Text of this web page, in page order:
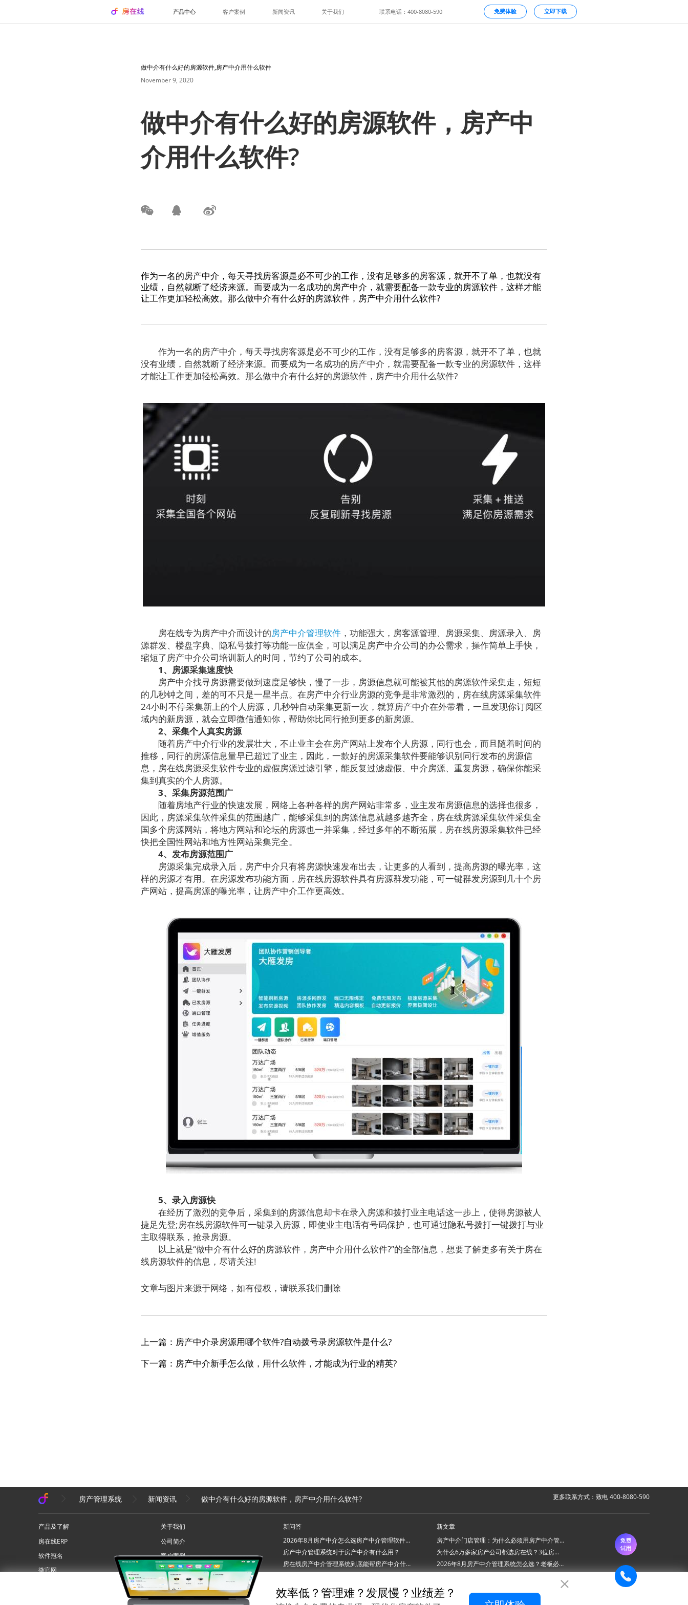
产品中心 客户案例 新闻资讯 关于我们 联系电话：400-8080-590 免费体验 立即下载
做中介有什么好的房源软件,房产中介用什么软件
November 9, 2020
做中介有什么好的房源软件，房产中
介用什么软件?
作为一名的房产中介，每天寻找房客源是必不可少的工作，没有足够多的房客源，就开不了单，也就没有
业绩，自然就断了经济来源。而要成为一名成功的房产中介，就需要配备一款专业的房源软件，这样才能
让工作更加轻松高效。那么做中介有什么好的房源软件，房产中介用什么软件?
作为一名的房产中介，每天寻找房客源是必不可少的工作，没有足够多的房客源，就开不了单，也就
没有业绩，自然就断了经济来源。而要成为一名成功的房产中介，就需要配备一款专业的房源软件，这样
才能让工作更加轻松高效。那么做中介有什么好的房源软件，房产中介用什么软件?
房在线专为房产中介而设计的房产中介管理软件，功能强大，房客源管理、房源采集、房源录入、房
源群发、楼盘字典、隐私号拨打等功能一应俱全，可以满足房产中介公司的办公需求，操作简单上手快，
缩短了房产中介公司培训新人的时间，节约了公司的成本。
1、房源采集速度快
房产中介找寻房源需要做到速度足够快，慢了一步，房源信息就可能被其他的房源软件采集走，短短
的几秒钟之间，差的可不只是一星半点。在房产中介行业房源的竞争是非常激烈的，房在线房源采集软件
24小时不停采集新上的个人房源，几秒钟自动采集更新一次，就算房产中介在外带看，一旦发现你订阅区
域内的新房源，就会立即微信通知你，帮助你比同行抢到更多的新房源。
2、采集个人真实房源
随着房产中介行业的发展壮大，不止业主会在房产网站上发布个人房源，同行也会，而且随着时间的
推移，同行的房源信息量早已超过了业主，因此，一款好的房源采集软件要能够识别同行发布的房源信
息，房在线房源采集软件专业的虚假房源过滤引擎，能反复过滤虚假、中介房源、重复房源，确保你能采
集到真实的个人房源。
3、采集房源范围广
随着房地产行业的快速发展，网络上各种各样的房产网站非常多，业主发布房源信息的选择也很多，
因此，房源采集软件采集的范围越广，能够采集到的房源信息就越多越齐全，房在线房源采集软件采集全
国多个房源网站，将地方网站和论坛的房源也一并采集，经过多年的不断拓展，房在线房源采集软件已经
快把全国性网站和地方性网站采集完全。
4、发布房源范围广
房源采集完成录入后，房产中介只有将房源快速发布出去，让更多的人看到，提高房源的曝光率，这
样的房源才有用。在房源发布功能方面，房在线房源软件具有房源群发功能，可一键群发房源到几十个房
产网站，提高房源的曝光率，让房产中介工作更高效。
5、录入房源快
在经历了激烈的竞争后，采集到的房源信息却卡在录入房源和拨打业主电话这一步上，使得房源被人
捷足先登;房在线房源软件可一键录入房源，即使业主电话有号码保护，也可通过隐私号拨打一键拨打与业
主取得联系，抢录房源。
以上就是“做中介有什么好的房源软件，房产中介用什么软件?”的全部信息，想要了解更多有关于房在
线房源软件的信息，尽请关注!
文章与图片来源于网络，如有侵权，请联系我们删除
上一篇：房产中介录房源用哪个软件?自动拨号录房源软件是什么?
下一篇：房产中介新手怎么做，用什么软件，才能成为行业的精英?
效率低？管理难？发展慢？业绩差？
房产管理系统 新闻资讯 做中介有什么好的房源软件，房产中介用什么软件? 更多联系方式：致电 400-8080-590
产品及了解
房在线ERP
软件冠名
微官网
关于我们
公司简介
客户案例
联系我们
网站地图
新问答
2026年8月房产中介怎么选房产中介管理软件系统？
房产中介管理系统对于房产中介有什么用？
房在线房产中介管理系统到底能帮房产中介什么忙？
新文章
房产中介门店管理：为什么必须用房产中介管理系统？
为什么6万多家房产公司都选房在线？3位房产中介老板的真实心声
2026年8月房产中介管理系统怎么选？老板必看的“避坑六步法”